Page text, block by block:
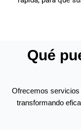
Qué
Ofrecemos servicios
transformando